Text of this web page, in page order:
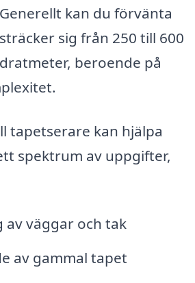
kan du förvänta
sig från 250 till 600
beroende på
tapetserare kan hjälpa
spektrum av uppgifter,
av väggar och tak
av gammal tapet